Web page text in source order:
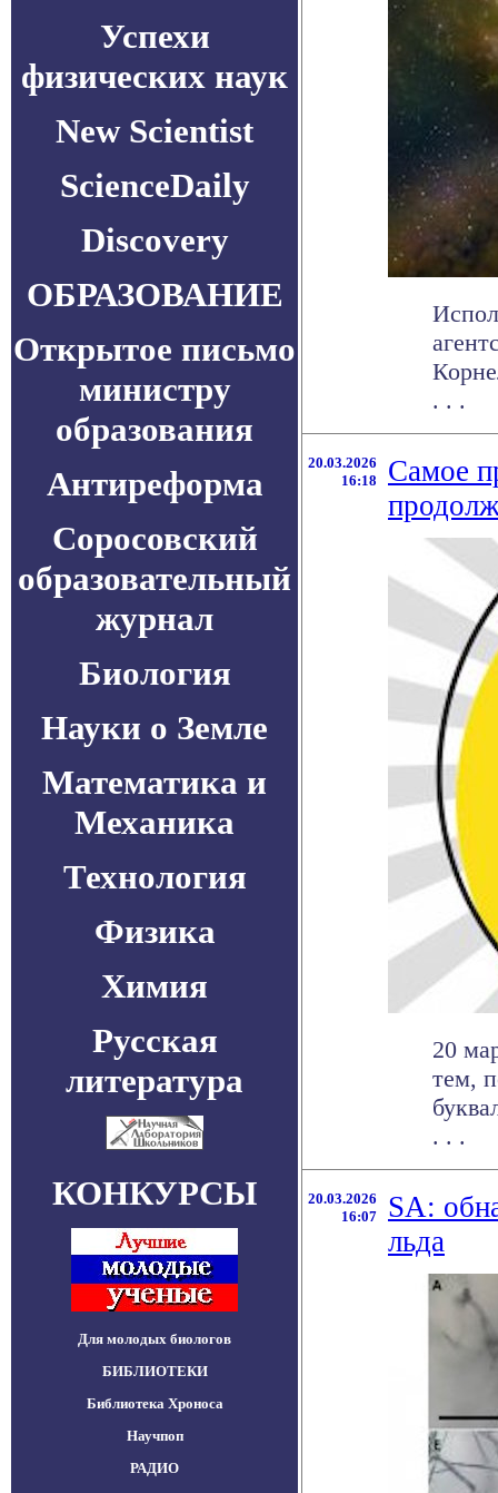
Успехи
физических наук
New Scientist
ScienceDaily
Discovery
ОБРАЗОВАНИЕ
Открытое письмо
министру
образования
Антиреформа
Соросовский
образовательный
журнал
Биология
Науки о Земле
Математика и
Механика
Технология
Физика
Химия
Русская
литература
КОНКУРСЫ
Для молодых биологов
БИБЛИОТЕКИ
Библиотека Хроноса
Научпоп
РАДИО
. . .
20.03.2026
16:18
Самое
20
тем,
. . .
20.03.2026
16:07
SA:
льда